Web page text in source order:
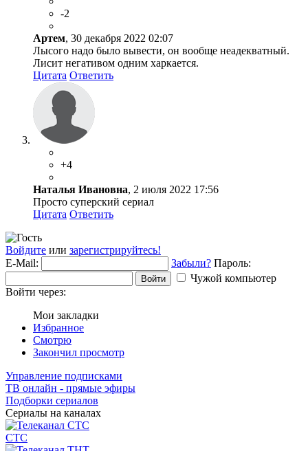
-2
Артем, 30 декабря 2022 02:07
Лысого надо было вывести, он вообще неадекватный.
Лисит негативом одним харкается.
Цитата Ответить
+4
Наталья Ивановна, 2 июля 2022 17:56
Просто суперский сериал
Цитата Ответить
Войдите или зарегистрируйтесь!
E-Mail:
Забыли? Пароль:
Войти
Чужой компьютер
Войти через:
Мои закладки
Избранное
Смотрю
Закончил просмотр
Управление подписками
ТВ онлайн - прямые эфиры
Подборки сериалов
Сериалы на каналах
СТС